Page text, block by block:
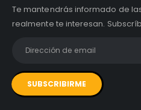
Te mantendrás informado de
realmente te interesan.